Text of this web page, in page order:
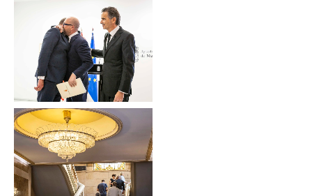
Sin leyenda